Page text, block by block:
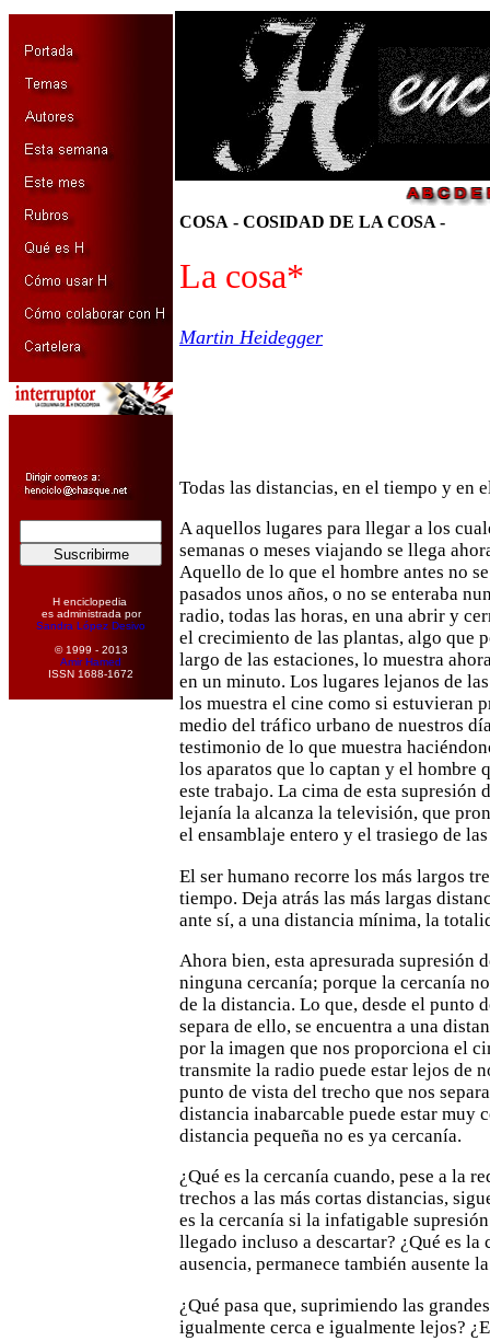
H enciclopedia
es administrada por
Sandra López Desivo
© 1999 - 2013
Amir Hamed
ISSN 1688-1672
COSA - COSIDAD DE LA COSA -
La cosa*
Martin Heidegger
Todas las distancias, en el tiempo y en
A aquellos lugares para llegar a los
semanas o meses viajando se llega
Aquello de lo que el hombre antes no se
pasados unos años, o no se enteraba
radio, todas las horas, en una abrir y
el crecimiento de las plantas, algo que
largo de las estaciones, lo muestra
en un minuto. Los lugares lejanos de
los muestra el cine como si estuvieran
medio del tráfico urbano de nuestros
testimonio de lo que muestra
los aparatos que lo captan y el hombre
este trabajo. La cima de esta supresión
lejanía la alcanza la televisión, que
el ensamblaje entero y el trasiego de
El ser humano recorre los más largos
tiempo. Deja atrás las más largas
ante sí, a una distancia mínima, la
Ahora bien, esta apresurada supresión
ninguna cercanía; porque la cercanía
de la distancia. Lo que, desde el punto
separa de ello, se encuentra a una
por la imagen que nos proporciona el
transmite la radio puede estar lejos de
punto de vista del trecho que nos separa
distancia inabarcable puede estar muy
distancia pequeña no es ya cercanía.
¿Qué es la cercanía cuando, pese a la
trechos a las más cortas distancias,
es la cercanía si la infatigable
llegado incluso a descartar? ¿Qué es la
ausencia, permanece también ausente
¿Qué pasa que, suprimiendo las
igualmente cerca e igualmente lejos?